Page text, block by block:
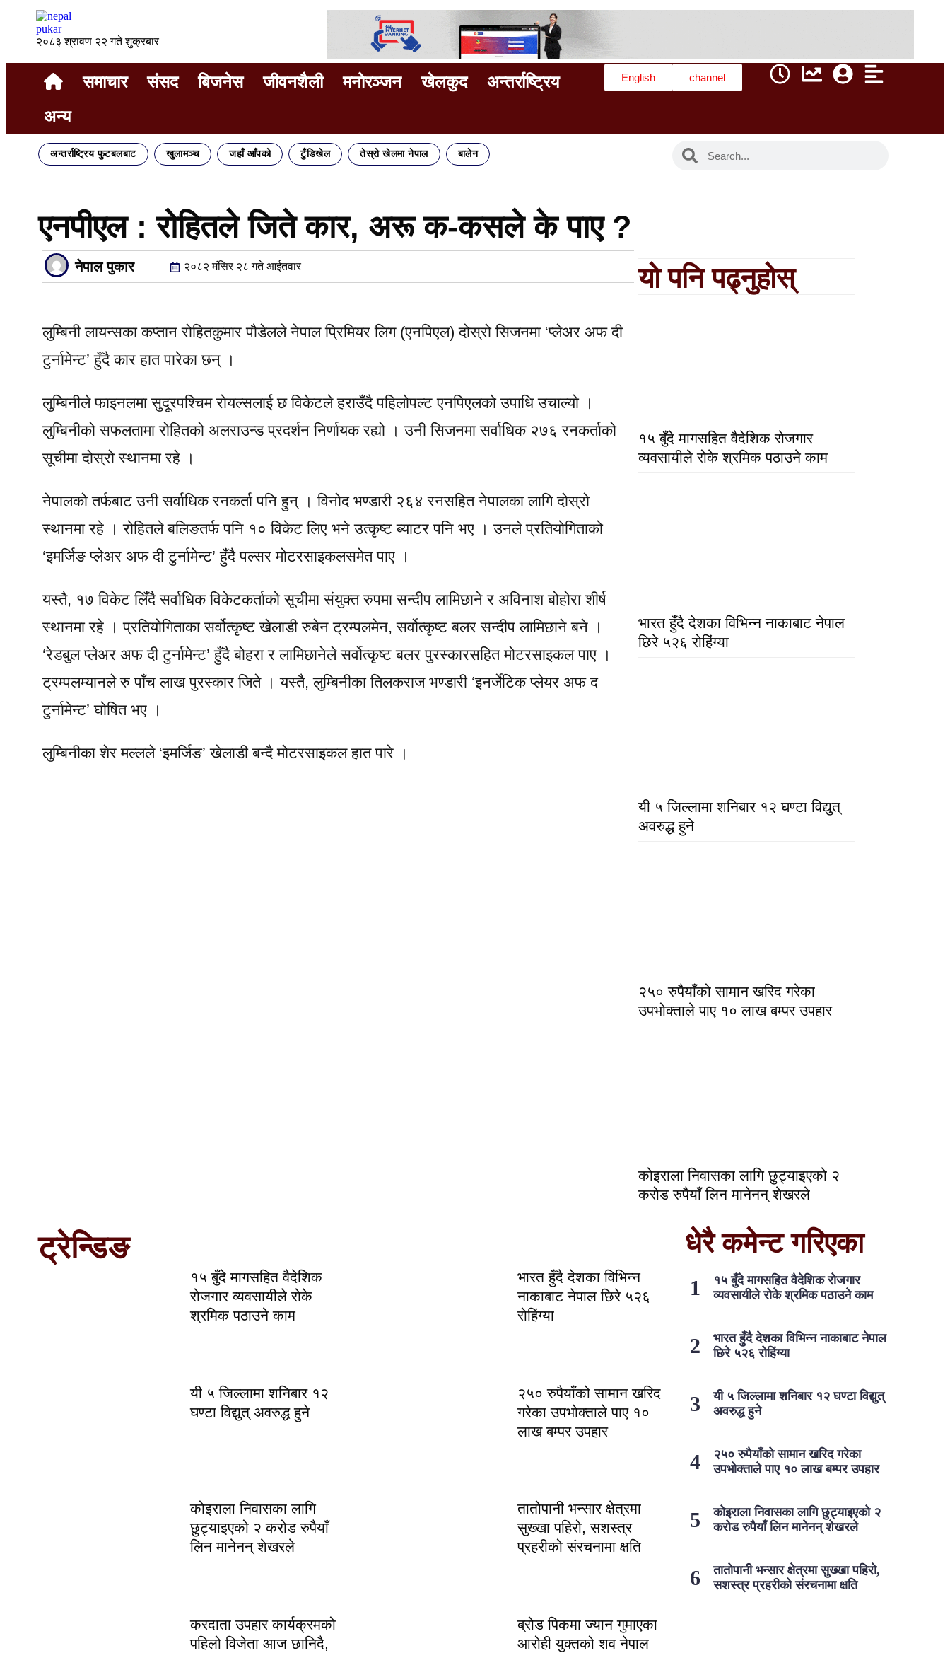
२०८३ श्रावण २२ गते शुक्रबार
समाचार संसद बिजनेस जीवनशैली मनोरञ्जन खेलकुद
अन्तर्राष्ट्रिय
अन्य
English channel
अन्तर्राष्ट्रिय फुटबलबाट खुलामञ्च जहाँ आँपको टुँडिखेल तेस्रो खेलमा नेपाल बालेन
एनपीएल : रोहितले जिते कार, अरू क-कसले के पाए ?
नेपाल पुकार २०८२ मंसिर २८ गते आईतवार
लुम्बिनी लायन्सका कप्तान रोहितकुमार पौडेलले नेपाल प्रिमियर लिग (एनपिएल) दोस्रो सिजनमा ‘प्लेअर अफ दी
टुर्नामेन्ट’ हुँदै कार हात पारेका छन् ।
लुम्बिनीले फाइनलमा सुदूरपश्चिम रोयल्सलाई छ विकेटले हराउँदै पहिलोपल्ट एनपिएलको उपाधि उचाल्यो ।
लुम्बिनीको सफलतामा रोहितको अलराउन्ड प्रदर्शन निर्णायक रह्यो । उनी सिजनमा सर्वाधिक २७६ रनकर्ताको
सूचीमा दोस्रो स्थानमा रहे ।
नेपालको तर्फबाट उनी सर्वाधिक रनकर्ता पनि हुन् । विनोद भण्डारी २६४ रनसहित नेपालका लागि दोस्रो
स्थानमा रहे । रोहितले बलिङतर्फ पनि १० विकेट लिए भने उत्कृष्ट ब्याटर पनि भए । उनले प्रतियोगिताको
‘इमर्जिङ प्लेअर अफ दी टुर्नामेन्ट’ हुँदै पल्सर मोटरसाइकलसमेत पाए ।
यस्तै, १७ विकेट लिँदै सर्वाधिक विकेटकर्ताको सूचीमा संयुक्त रुपमा सन्दीप लामिछाने र अविनाश बोहोरा शीर्ष
स्थानमा रहे । प्रतियोगिताका सर्वोत्कृष्ट खेलाडी रुबेन ट्रम्पलमेन, सर्वोत्कृष्ट बलर सन्दीप लामिछाने बने ।
‘रेडबुल प्लेअर अफ दी टुर्नामेन्ट’ हुँदै बोहरा र लामिछानेले सर्वोत्कृष्ट बलर पुरस्कारसहित मोटरसाइकल पाए ।
ट्रम्पलम्यानले रु पाँच लाख पुरस्कार जिते । यस्तै, लुम्बिनीका तिलकराज भण्डारी ‘इनर्जेटिक प्लेयर अफ द
टुर्नामेन्ट’ घोषित भए ।
लुम्बिनीका शेर मल्लले ‘इमर्जिङ’ खेलाडी बन्दै मोटरसाइकल हात पारे ।
यो पनि पढ्नुहोस्
१५ बुँदे मागसहित वैदेशिक रोजगार
व्यवसायीले रोके श्रमिक पठाउने काम
भारत हुँदै देशका विभिन्न नाकाबाट नेपाल
छिरे ५२६ रोहिंग्या
यी ५ जिल्लामा शनिबार १२ घण्टा विद्युत्
अवरुद्ध हुने
२५० रुपैयाँको सामान खरिद गरेका
उपभोक्ताले पाए १० लाख बम्पर उपहार
कोइराला निवासका लागि छुट्याइएको २
करोड रुपैयाँ लिन मानेनन् शेखरले
ट्रेन्डिङ
१५ बुँदे मागसहित वैदेशिक
रोजगार व्यवसायीले रोके
श्रमिक पठाउने काम
भारत हुँदै देशका विभिन्न
नाकाबाट नेपाल छिरे ५२६
रोहिंग्या
यी ५ जिल्लामा शनिबार १२
घण्टा विद्युत् अवरुद्ध हुने
२५० रुपैयाँको सामान खरिद
गरेका उपभोक्ताले पाए १०
लाख बम्पर उपहार
कोइराला निवासका लागि
छुट्याइएको २ करोड रुपैयाँ
लिन मानेनन् शेखरले
तातोपानी भन्सार क्षेत्रमा
सुख्खा पहिरो, सशस्त्र
प्रहरीको संरचनामा क्षति
करदाता उपहार कार्यक्रमको
पहिलो विजेता आज छानिदै,
ब्रोड पिकमा ज्यान गुमाएका
आरोही युक्तको शव नेपाल
धेरै कमेन्ट गरिएका
१५ बुँदे मागसहित वैदेशिक रोजगार
व्यवसायीले रोके श्रमिक पठाउने काम
भारत हुँदै देशका विभिन्न नाकाबाट नेपाल
छिरे ५२६ रोहिंग्या
यी ५ जिल्लामा शनिबार १२ घण्टा विद्युत्
अवरुद्ध हुने
२५० रुपैयाँको सामान खरिद गरेका
उपभोक्ताले पाए १० लाख बम्पर उपहार
कोइराला निवासका लागि छुट्याइएको २
करोड रुपैयाँ लिन मानेनन् शेखरले
तातोपानी भन्सार क्षेत्रमा सुख्खा पहिरो,
सशस्त्र प्रहरीको संरचनामा क्षति